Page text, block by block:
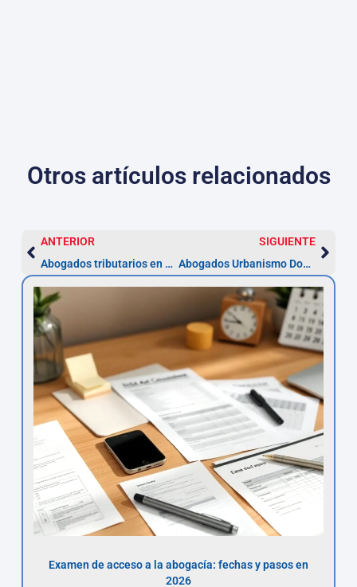
Otros artículos relacionados
ANTERIOR
Abogados tributarios en Dos Hermanas: proceso y plazo (30 días)
SIGUIENTE
Abogados Urbanismo Dos Hermanas: plazos y recursos
Examen de acceso a la abogacía: fechas y pasos en
2026